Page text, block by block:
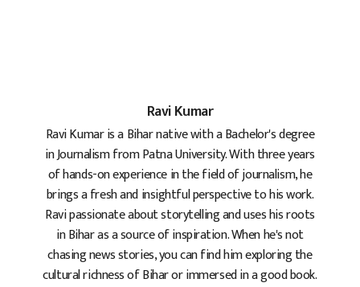
Ravi Kumar
Ravi Kumar is a Bihar native with a Bachelor's degree
in Journalism from Patna University. With three years
of hands-on experience in the field of journalism, he
brings a fresh and insightful perspective to his work.
Ravi passionate about storytelling and uses his roots
in Bihar as a source of inspiration. When he's not
chasing news stories, you can find him exploring the
cultural richness of Bihar or immersed in a good book.